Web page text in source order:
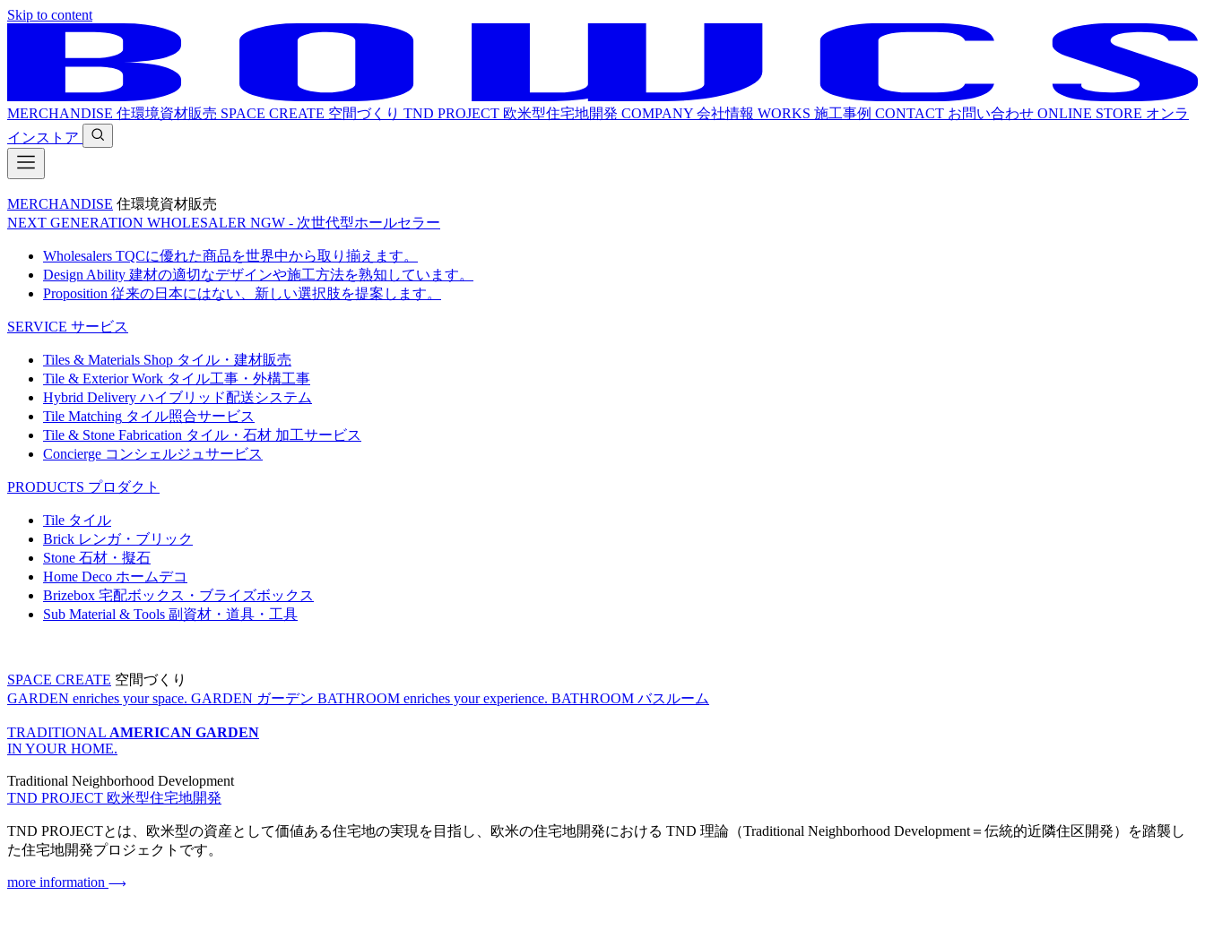
Skip to content
MERCHANDISE 住環境資材販売 SPACE CREATE 空間づくり TND PROJECT 欧米型住宅地開発 COMPANY 会社情報 WORKS 施工事例 CONTACT お問い合わせ ONLINE STORE オンラ
インストア
MERCHANDISE 住環境資材販売
NEXT GENERATION WHOLESALER NGW - 次世代型ホールセラー
Wholesalers TQCに優れた商品を世界中から取り揃えます。
Design Ability 建材の適切なデザインや施工方法を熟知しています。
Proposition 従来の日本にはない、新しい選択肢を提案します。
SERVICE サービス
Tiles & Materials Shop タイル・建材販売
Tile & Exterior Work タイル工事・外構工事
Hybrid Delivery ハイブリッド配送システム
Tile Matching タイル照合サービス
Tile & Stone Fabrication タイル・石材 加工サービス
Concierge コンシェルジュサービス
PRODUCTS プロダクト
Tile タイル
Brick レンガ・ブリック
Stone 石材・擬石
Home Deco ホームデコ
Brizebox 宅配ボックス・ブライズボックス
Sub Material & Tools 副資材・道具・工具
SPACE CREATE 空間づくり
GARDEN enriches your space. GARDEN ガーデン BATHROOM enriches your experience. BATHROOM バスルーム
TRADITIONAL AMERICAN GARDEN
IN YOUR HOME.
Traditional Neighborhood Development
TND PROJECT 欧米型住宅地開発
TND PROJECTとは、欧米型の資産として価値ある住宅地の実現を目指し、欧米の住宅地開発における TND 理論（Traditional Neighborhood Development＝伝統的近隣住区開発）を踏襲し
た住宅地開発プロジェクトです。
more information